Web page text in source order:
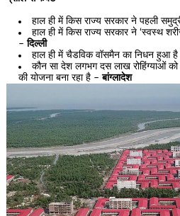
हाल ही में किस राज्य सरकार ने पहली
हाल ही में किस राज्य सरकार ने ‘स्वस्थ
–दिल्ली
हाल ही में चैडविक वॉसमैन का निधन हुआ
कौन सा देश लगभग दस लाख रोहिंग्याओं को
की योजना बना रहा है –बांग्लादेश